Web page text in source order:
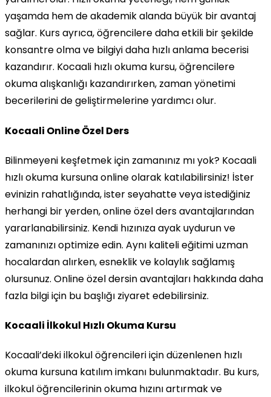
yaşamda hem de akademik alanda büyük bir avantaj
sağlar. Kurs ayrıca, öğrencilere daha etkili bir şekilde
konsantre olma ve bilgiyi daha hızlı anlama becerisi
kazandırır. Kocaali hızlı okuma kursu, öğrencilere
okuma alışkanlığı kazandırırken, zaman yönetimi
becerilerini de geliştirmelerine yardımcı olur.
Kocaali Online Özel Ders
Bilinmeyeni keşfetmek için zamanınız mı yok? Kocaali
hızlı okuma kursuna online olarak katılabilirsiniz! İster
evinizin rahatlığında, ister seyahatte veya istediğiniz
herhangi bir yerden, online özel ders avantajlarından
yararlanabilirsiniz. Kendi hızınıza ayak uydurun ve
zamanınızı optimize edin. Aynı kaliteli eğitimi uzman
hocalardan alırken, esneklik ve kolaylık sağlamış
olursunuz. Online özel dersin avantajları hakkında daha
fazla bilgi için bu başlığı ziyaret edebilirsiniz.
Kocaali İlkokul Hızlı Okuma Kursu
Kocaali’deki ilkokul öğrencileri için düzenlenen hızlı
okuma kursuna katılım imkanı bulunmaktadır. Bu kurs,
ilkokul öğrencilerinin okuma hızını artırmak ve